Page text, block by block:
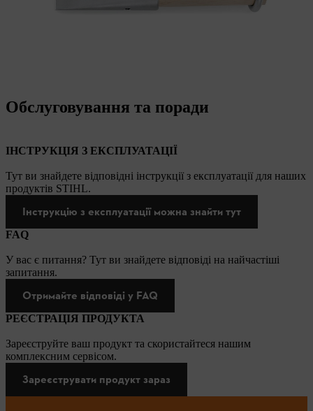
Обслуговування та поради
ІНСТРУКЦІЯ З ЕКСПЛУАТАЦІЇ
Тут ви знайдете відповідні інструкції з експлуатації для наших
продуктів STIHL.
Інструкцію з експлуатації можна знайти тут
FAQ
У вас є питання? Тут ви знайдете відповіді на найчастіші
запитання.
Отримайте відповіді у FAQ
РЕЄСТРАЦІЯ ПРОДУКТА
Зареєструйте ваш продукт та скористайтеся нашим
комплексним сервісом.
Зареєструвати продукт зараз